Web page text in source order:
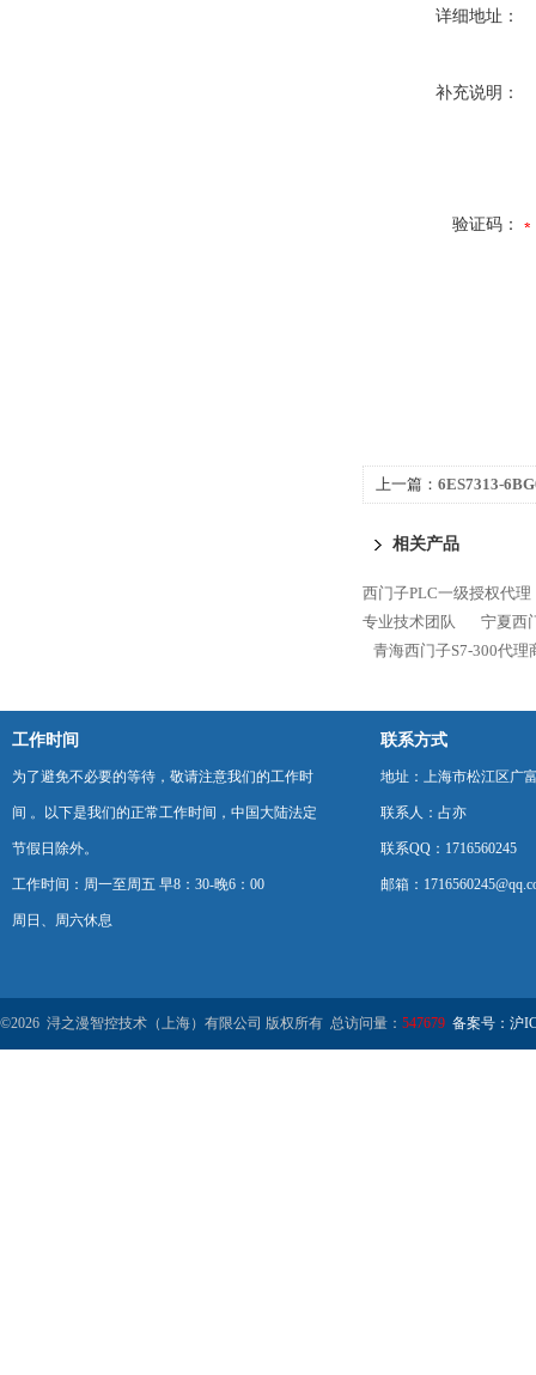
详细地址：
补充说明：
验证码：
上一篇： 6ES7313-
相关产品
西门子PLC一级授权代理
专业技术团队
宁夏西
青海西门子S7-300代理
工作时间
为了避免不必要的等待，敬请注意我们的工作时
间 。以下是我们的正常工作时间，中国大陆法定
节假日除外。
工作时间：周一至周五 早8：30-晚6：00
周日、周六休息
联系方式
地址：上海市松江区广
联系人：占亦
联系QQ：1716560245
邮箱：
©2026 浔之漫智控技术（上海）有限公司 版权所有 总访问量： 547679 备案号：沪